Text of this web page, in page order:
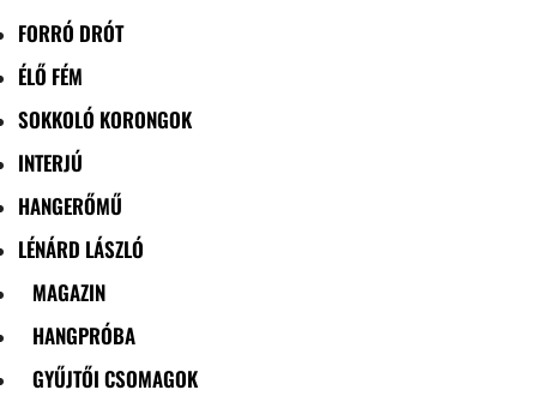
FORRÓ DRÓT
ÉLŐ FÉM
SOKKOLÓ KORONGOK
INTERJÚ
HANGERŐMŰ
LÉNÁRD LÁSZLÓ
MAGAZIN
HANGPRÓBA
GYŰJTŐI CSOMAGOK